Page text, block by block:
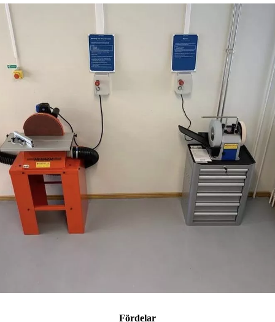
Fördelar